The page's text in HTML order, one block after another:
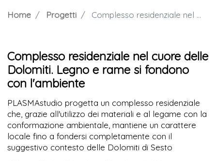
Home Progetti Complesso residenziale nel cuore delle Dolomiti. Legno e rame si fondono con l'ambiente
Complesso residenziale nel cuore delle
Dolomiti. Legno e rame si fondono
con l'ambiente
PLASMAstudio progetta un complesso residenziale
che, grazie all'utilizzo dei materiali e al legame con la
conformazione ambientale, mantiene un carattere
locale fino a fondersi completamente con il
suggestivo contesto delle Dolomiti di Sesto